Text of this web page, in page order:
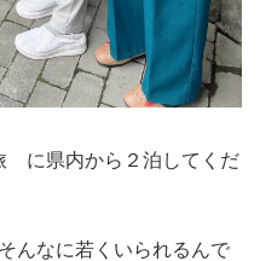
に県内から２泊してくだ
んなに若くいられるんで